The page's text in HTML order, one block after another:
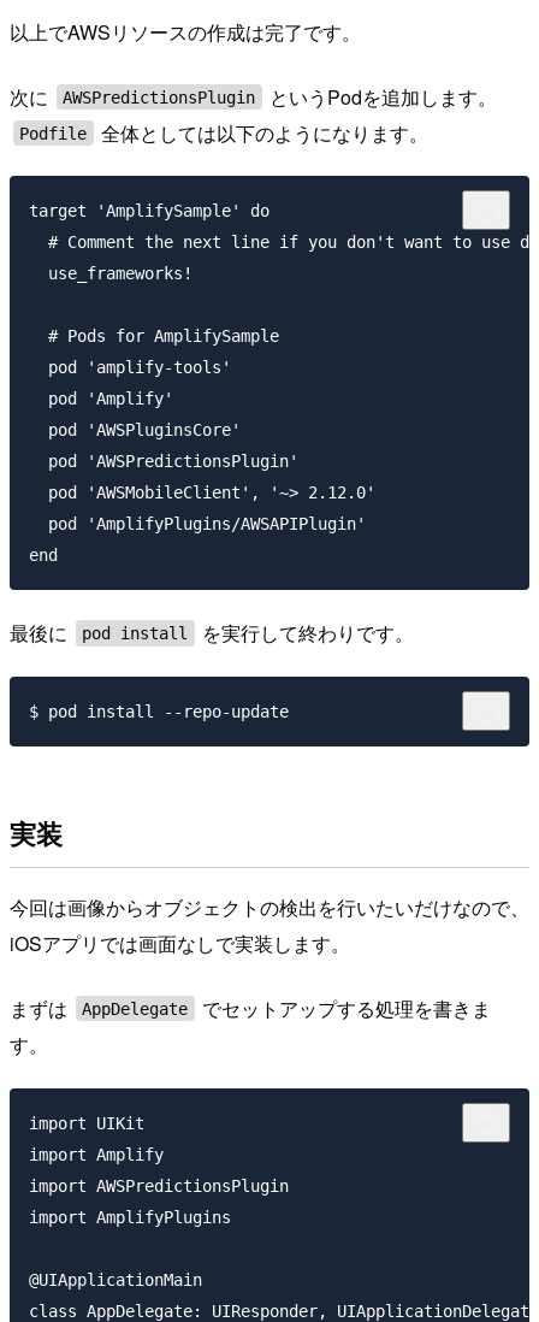
以上でAWSリソースの作成は完了です。
次に AWSPredictionsPlugin というPodを追加します。
Podfile 全体としては以下のようになります。
target 'AmplifySample' do
# Comment the next line if you don't want to use
  use_frameworks!
  # Pods for AmplifySample
  pod 'amplify-tools'
  pod 'Amplify'
  pod 'AWSPluginsCore'
  pod 'AWSPredictionsPlugin'
  pod 'AWSMobileClient', '~> 2.12.0'
  pod 'AmplifyPlugins/AWSAPIPlugin'
最後に pod install を実行して終わりです。
実装
今回は画像からオブジェクトの検出を行いたいだけなので、
iOSアプリでは画面なしで実装します。
まずは AppDelegate
でセットアップする処理を書きま
す。
import UIKit
import Amplify
import AWSPredictionsPlugin
import AmplifyPlugins
@UIApplicationMain
class AppDelegate: UIResponder,